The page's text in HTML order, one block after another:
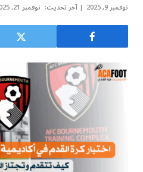
نوفمبر 9, 2025 آخر تحديث: نوفمبر 21, 2025